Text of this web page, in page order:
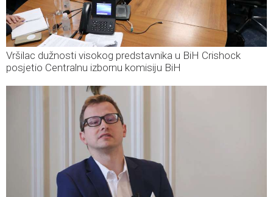
Vršilac dužnosti visokog predstavnika u BiH Crishock
posjetio Centralnu izbornu komisiju BiH